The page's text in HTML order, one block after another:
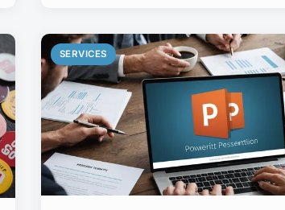
SERVICES